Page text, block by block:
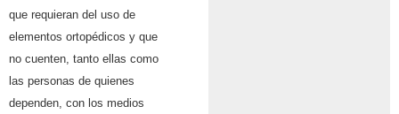
que requieran del uso de
elementos ortopédicos y que
no cuenten, tanto ellas como
las personas de quienes
dependen, con los medios